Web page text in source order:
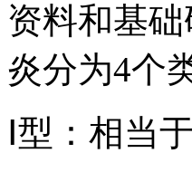
资料和基
炎分为4个
Ⅰ型：相当